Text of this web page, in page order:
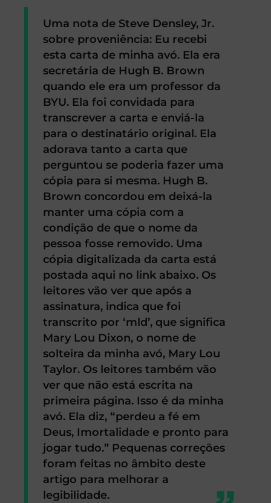
Uma nota de Steve Densley, Jr.
sobre proveniência: Eu recebi
esta carta de minha avó. Ela era
secretária de Hugh B. Brown
quando ele era um professor da
BYU. Ela foi convidada para
transcrever a carta e enviá-la
para o destinatário original. Ela
adorava tanto a carta que
perguntou se poderia fazer uma
cópia para si mesma. Hugh B.
Brown concordou em deixá-la
manter uma cópia com a
condição de que o nome da
pessoa fosse removido. Uma
cópia digitalizada da carta está
postada aqui no link abaixo. Os
leitores vão ver que após a
assinatura, indica que foi
transcrito por ‘mld’, que significa
Mary Lou Dixon, o nome de
solteira da minha avó, Mary Lou
Taylor. Os leitores também vão
ver que não está escrita na
primeira página. Isso é da minha
avó. Ela diz, “perdeu a fé em
Deus, Imortalidade e pronto para
jogar tudo.” Pequenas correções
foram feitas no âmbito deste
artigo para melhorar a
legibilidade.